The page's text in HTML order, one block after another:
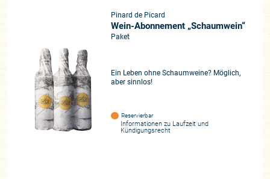
Pinard de Picard
Wein-Abonnement „Schaumwein“
Paket
Ein Leben ohne Schaumweine? Möglich,
aber sinnlos!
Reservierbar
Informationen zu Laufzeit und
Kündigungsrecht